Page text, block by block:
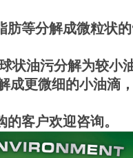
等分解成微粒状
状油污分解为较小
更微细的小油滴
客户欢迎咨询。